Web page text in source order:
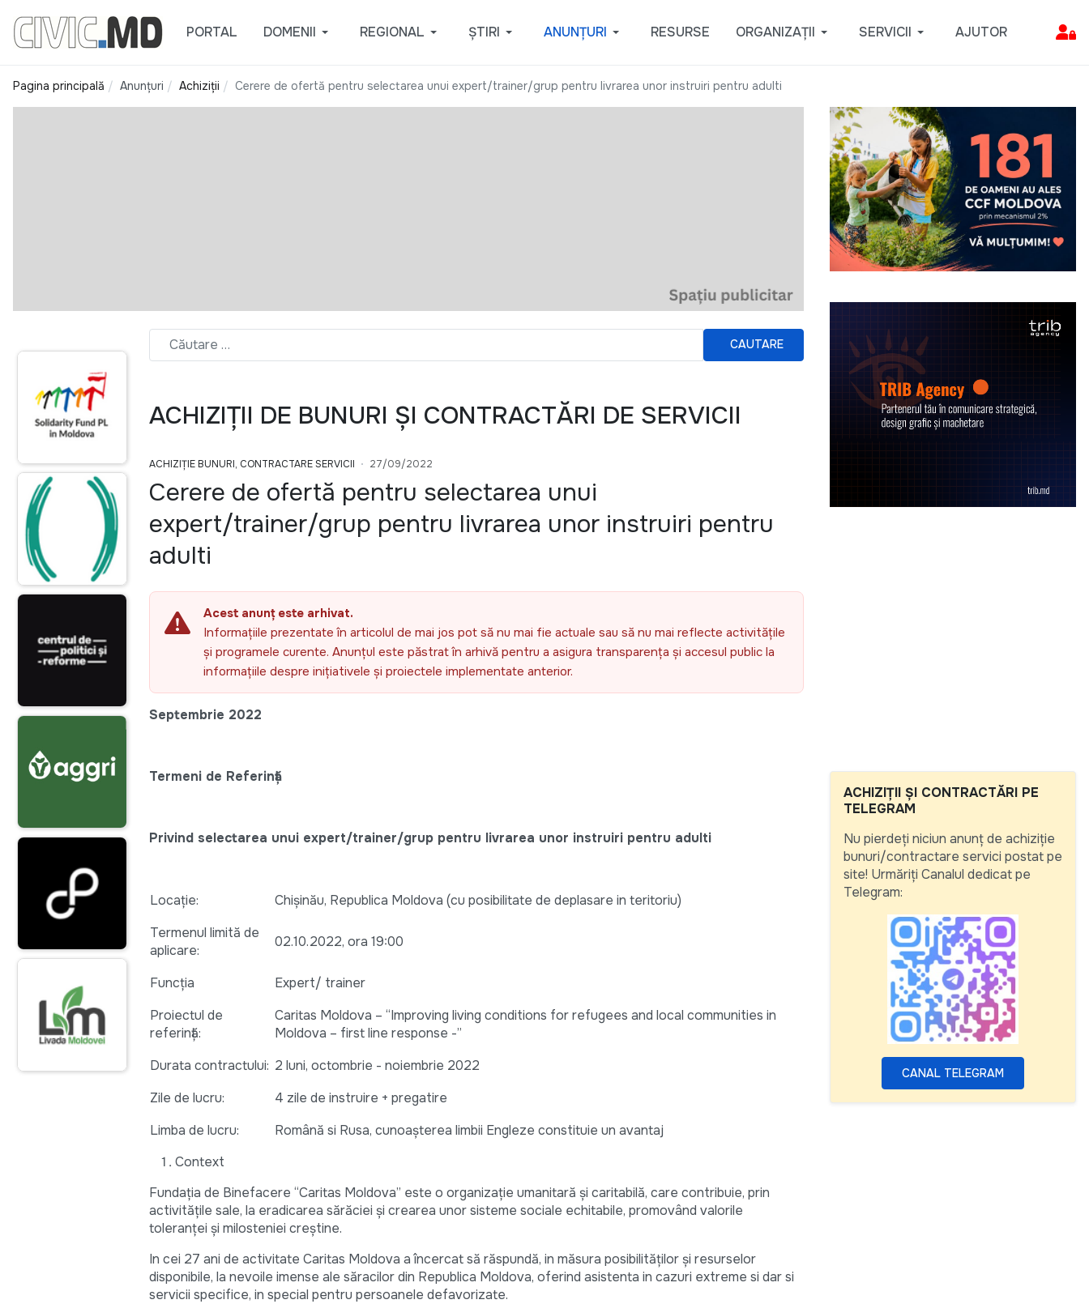
PORTAL DOMENII REGIONAL ȘTIRI ANUNȚURI RESURSE ORGANIZAȚII SERVICII AJUTOR
Pagina principală Anunțuri Achiziții Cerere de ofertă pentru selectarea unui expert/trainer/grup pentru livrarea unor instruiri pentru adulti
CAUTARE
ACHIZIȚII DE BUNURI ȘI CONTRACTĂRI DE SERVICII
ACHIZIȚIE BUNURI, CONTRACTARE SERVICII 27/09/2022
Cerere de ofertă pentru selectarea unui
expert/trainer/grup pentru livrarea unor instruiri pentru
adulti
Acest anunț este arhivat.
Informațiile prezentate în articolul de mai jos pot să nu mai fie actuale sau să nu mai reflecte activitățile
și programele curente. Anunțul este păstrat în arhivă pentru a asigura transparența și accesul public la
informațiile despre inițiativele și proiectele implementate anterior.
Septembrie 2022
Termeni de Referință
Privind selectarea unui expert/trainer/grup pentru livrarea unor instruiri pentru adulti
Locație:
Chișinău, Republica Moldova (cu posibilitate de deplasare in teritoriu)
Termenul limită de
aplicare:
02.10.2022, ora 19:00
Funcția
Expert/ trainer
Proiectul de
referință:
Caritas Moldova – “Improving living conditions for refugees and local communities in
Moldova – first line response -”
Durata contractului: 2 luni, octombrie - noiembrie 2022
Zile de lucru:
4 zile de instruire + pregatire
Limba de lucru:
Română si Rusa, cunoașterea limbii Engleze constituie un avantaj
Context
Fundația de Binefacere “Caritas Moldova” este o organizație umanitară și caritabilă, care contribuie, prin
activitățile sale, la eradicarea sărăciei și crearea unor sisteme sociale echitabile, promovând valorile
toleranței și milosteniei creștine.
In cei 27 ani de activitate Caritas Moldova a încercat să răspundă, in măsura posibilităților și resurselor
disponibile, la nevoile imense ale săracilor din Republica Moldova, oferind asistenta in cazuri extreme si dar si
servicii specifice, in special pentru persoanele defavorizate.
ACHIZIȚII ȘI CONTRACTĂRI PE
TELEGRAM
Nu pierdeți niciun anunț de achiziție
bunuri/contractare servici postat pe
site! Urmăriți Canalul dedicat pe
Telegram:
CANAL TELEGRAM